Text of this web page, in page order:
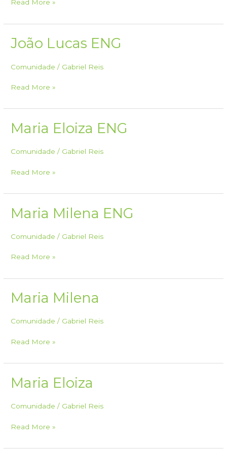
Heitor
ENG
Read More »
João Lucas ENG
Comunidade / Gabriel Reis
João
ENG
Read More »
Maria Eloiza ENG
Comunidade / Gabriel Reis
Maria
ENG
Read More »
Maria Milena ENG
Comunidade / Gabriel Reis
Maria
ENG
Read More »
Maria Milena
Comunidade / Gabriel Reis
Maria
Read More »
Maria Eloiza
Comunidade / Gabriel Reis
Maria
Read More »